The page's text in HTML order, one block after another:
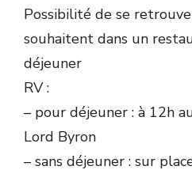
Possibilité de se
souhaitent dans un
déjeuner
RV :
– pour déjeuner : à 12h
Lord Byron
– sans déjeuner : sur